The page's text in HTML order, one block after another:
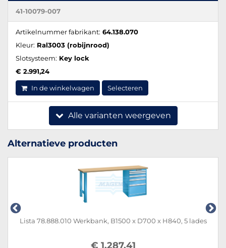
41-10079-007
Artikelnummer fabrikant: 64.138.070
Kleur: Ral3003 (robijnrood)
Slotsysteem: Key lock
€ 2.991,24
In de winkelwagen Selecteren
Alle varianten weergeven
Alternatieve producten
Lista 78.888.010 Werkbank, B1500 x D700 x H840, 5 lades
€ 1.287,41